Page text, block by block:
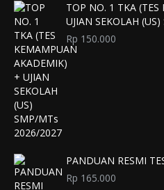
TOP NO. 1 TKA
UJIAN SEKOLAH
Rp 150.000
PANDUAN RESMI
Rp 165.000